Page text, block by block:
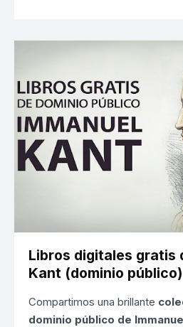
Libros digitales gratis
Kant (dominio público)
Compartimos una brillante
dominio público de